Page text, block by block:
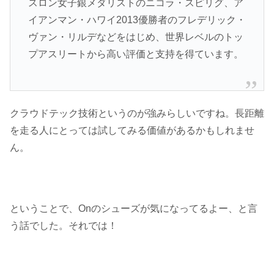
スロン女子銀メダリストのニコラ・スピリグ、ア
イアンマン・ハワイ2013優勝者のフレデリック・
ヴァン・リルデなどをはじめ、世界レベルのトッ
プアスリートから高い評価と支持を得ています。
クラウドテック技術というのが強みらしいですね。長距離
を走る人にとっては試してみる価値があるかもしれませ
ん。
ということで、Onのシューズが気になってるよー、と言
う話でした。それでは！